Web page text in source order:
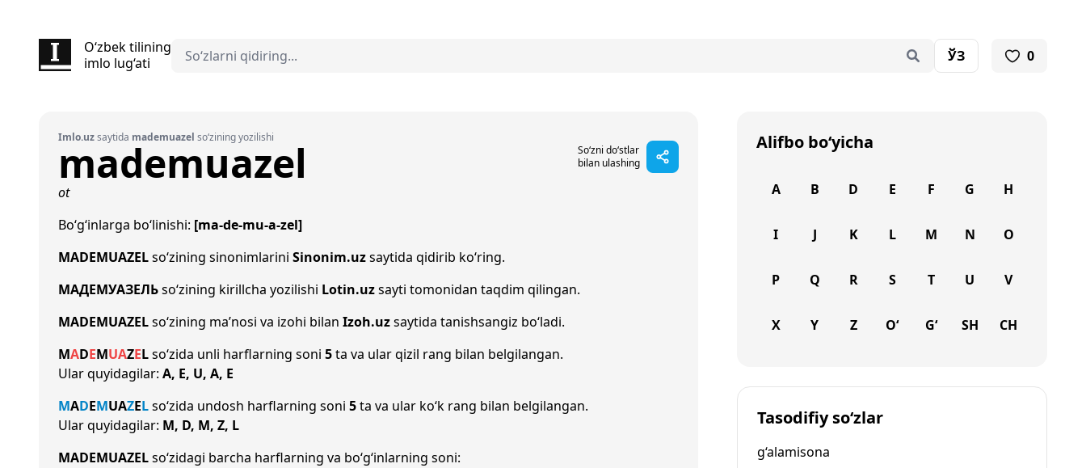
O‘zbek tilining
imlo lug‘ati
ЎЗ 0
Imlo.uzsaytida mademuazel so‘zining yozilishi
mademuazel
So‘zni do‘stlar
bilan ulashing
ot
Bo‘g‘inlarga bo‘linishi: [ma-de-mu-a-zel]
MADEMUAZELso‘zining sinonimlarini Sinonim.uzsaytida qidirib ko‘ring.
МАДЕМУАЗЕЛЬso‘zining kirillcha yozilishi Lotin.uzsayti tomonidan taqdim qilingan.
MADEMUAZELso‘zining ma’nosi va izohi bilan Izoh.uzsaytida tanishsangiz bo‘ladi.
MADEMUAZELso‘zida unli harflarning soni 5ta va ular qizil rang bilan belgilangan.
Ular quyidagilar: A, E, U, A, E
MADEMUAZELso‘zida undosh harflarning soni 5ta va ular ko‘k rang bilan belgilangan.
Ular quyidagilar: M, D, M, Z, L
MADEMUAZELso‘zidagi barcha harflarning va bo‘g‘inlarning soni:
Alifbo bo‘yicha
A B D E F G H
I J K L M N O
P Q R S T U V
X Y Z O‘ G‘ SH CH
Tasodifiy so‘zlar
g‘alamisona